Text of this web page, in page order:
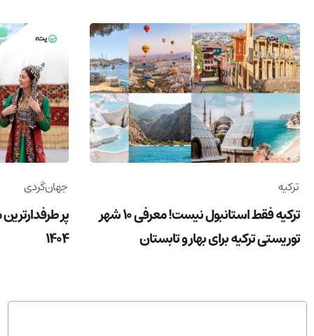
ترکیه
ترکیه فقط استانبول نیست! معرفی 10 شهر
توریستی ترکیه برای بهار و تابستان
جهان‌گردی
پر
1404